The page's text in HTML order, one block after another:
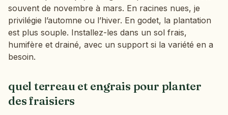
souvent de novembre à mars. En racines nues, je
privilégie l’automne ou l’hiver. En godet, la plantation
est plus souple. Installez-les dans un sol frais,
humifère et drainé, avec un support si la variété en a
besoin.
quel terreau et engrais pour planter
des fraisiers